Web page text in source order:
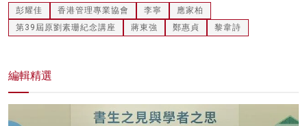
彭耀佳 香港管理專業協會 李寧
應家柏
第39屆原劉素珊紀念講座
蔣東強 鄭惠貞 黎韋詩
編輯精選